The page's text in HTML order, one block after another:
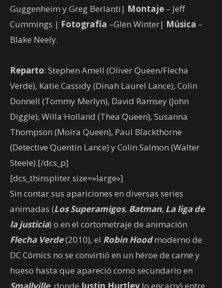
Guggenheim y Greg Berlanti| Montaje – Jeff
Cummings | Fotografía –Glen Winter| Música –
Blake Neely.
Reparto: Stephen Amell (Oliver Queen/Flecha
Verde), Katie Cassidy (Dinah Laurel Lance), Colin
Donnell (Tommy Merlyn), David Ramsey (John
Diggle), Willa Holland (Thea Queen), Susanna
Thompson (Moira Queen), Paul Blackthorne
(Detective Quentin Lance) y Colin Salmon (Walter
Steele).[/dcs_p]
[dcs_thinspliter size=»large»]
Sin contar sus apariciones en diversas series
animadas (Los Superamigos, Batman, La liga de
la justicia) o en el cortometraje de animación
Flecha Verde(2010), el Robin Hoodmoderno de
DC Cómics no se convirtió en un héroe de carne y
hueso hasta que apareció como secundario en